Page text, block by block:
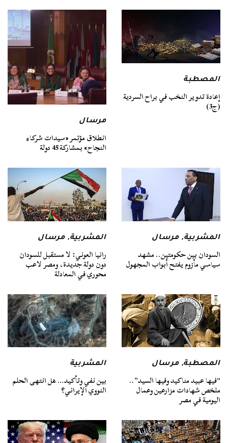
المصطبة
إعادة تدوير النخب في براح السردية
(ج3)
مرسال
انطلاق مؤتمر «سيدات شركاء
النجاح» بمشاركة 45 دولة
المشربية,مرسال
السودان بين حكومتين.. مشهد
سياسي مأزوم يفتح أبواب المجهول
المشربية,مرسال
رانيا العوني: لا مستقبل للسودان
دون دولة جديدة، ومصر لاعب
محوري في المعادلة
المصطبة,مرسال
“فيها عبيد مناكيد وفيها السيد”..
ملخص شهادات مزارعين وعمال
اليومية في مصر
المشربية
بين نفي وتأكيد… هل انتهى الحلم
النووي الإيراني؟